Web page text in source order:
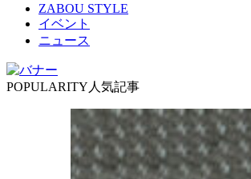
ZABOU STYLE
イベント
ニュース
POPULARITY 人気記事